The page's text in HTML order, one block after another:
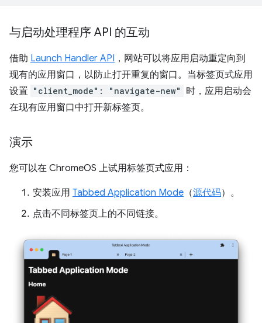
与启动处理程序 API 的互动
借助 Launch Handler API ，网站可以将应用启动重定向到
现有的应用窗口，以防止打开重复的窗口。当标签页式应用
设置 "client_mode": "navigate-new"
时，应用启动会
在现有应用窗口中打开新标签页。
演示
您可以在 ChromeOS 上试用标签页式应用：
安装应用 Tabbed Application Mode （源代码）。
点击不同标签页上的不同链接。